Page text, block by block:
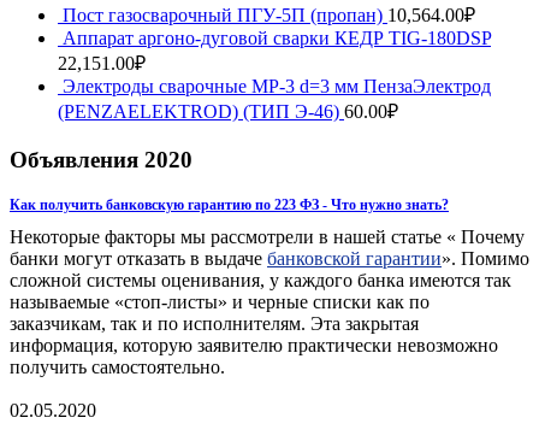
Пост газосварочный ПГУ-5П (пропан) 10,564.00₽
Аппарат аргоно-дуговой сварки КЕДР TIG-180DSP
22,151.00₽
Электроды сварочные МР-3 d=3 мм ПензаЭлектрод
(PENZAELEKTROD) (ТИП Э-46) 60.00₽
Объявления 2020
Как получить банковскую гарантию по 223 ФЗ - Что нужно знать?
Некоторые факторы мы рассмотрели в нашей статье « Почему
банки могут отказать в выдаче банковской гарантии». Помимо
сложной системы оценивания, у каждого банка имеются так
называемые «стоп-листы» и черные списки как по
заказчикам, так и по исполнителям. Эта закрытая
информация, которую заявителю практически невозможно
получить самостоятельно.
02.05.2020